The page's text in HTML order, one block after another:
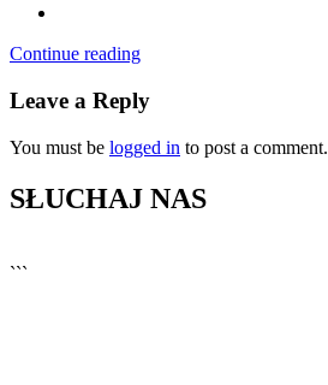
Continue reading
Leave a Reply
You must be logged in to post a comment.
SŁUCHAJ NAS
```